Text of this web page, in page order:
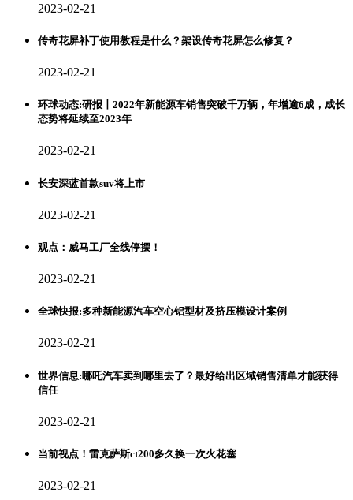
2023-02-21
传奇花屏补丁使用教程是什么？架设传奇花屏怎么修复？
2023-02-21
环球动态:研报丨2022年新能源车销售突破千万辆，年增逾6成，成长
态势将延续至2023年
2023-02-21
长安深蓝首款suv将上市
2023-02-21
观点：威马工厂全线停摆！
2023-02-21
全球快报:多种新能源汽车空心铝型材及挤压模设计案例
2023-02-21
世界信息:哪吒汽车卖到哪里去了？最好给出区域销售清单才能获得
信任
2023-02-21
当前视点！雷克萨斯ct200多久换一次火花塞
2023-02-21